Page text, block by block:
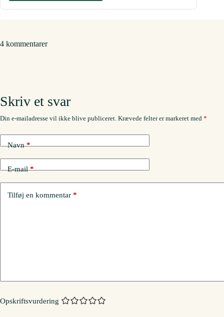
4 kommentarer
Skriv et svar
Din e-mailadresse vil ikke blive publiceret. Krævede felter er markeret med *
Navn*
E-mail*
Tilføj en kommentar *
Opskriftsvurdering